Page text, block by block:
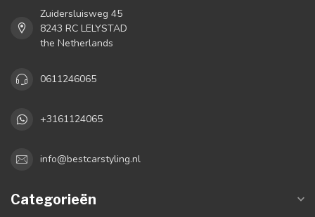
Zuidersluisweg 45
8243 RC LELYSTAD
the Netherlands
0611246065
+3161124065
info@bestcarstyling.nl
Categorieën